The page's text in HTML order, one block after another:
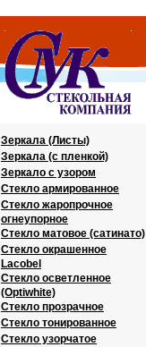
Зеркала (Листы)
Зеркала (с пленкой)
Зеркало с узором
Стекло армированное
Стекло жаропрочное
огнеупорное
Стекло матовое (сатинато)
Стекло окрашенное
Lacobel
Стекло осветленное
(Optiwhite)
Стекло прозрачное
Стекло тонированное
Стекло узорчатое